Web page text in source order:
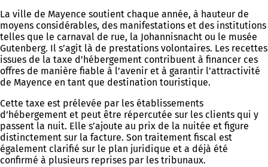
La ville de Mayence soutient chaque année, à hauteur de
moyens considérables, des manifestations et des institutions
telles que le carnaval de rue, la Johannisnacht ou le musée
Gutenberg. Il s’agit là de prestations volontaires. Les recettes
issues de la taxe d’hébergement contribuent à financer ces
offres de manière fiable à l’avenir et à garantir l’attractivité
de Mayence en tant que destination touristique.
Cette taxe est prélevée par les établissements
d’hébergement et peut être répercutée sur les clients qui y
passent la nuit. Elle s’ajoute au prix de la nuitée et figure
distinctement sur la facture. Son traitement fiscal est
également clarifié sur le plan juridique et a déjà été
confirmé à plusieurs reprises par les tribunaux.